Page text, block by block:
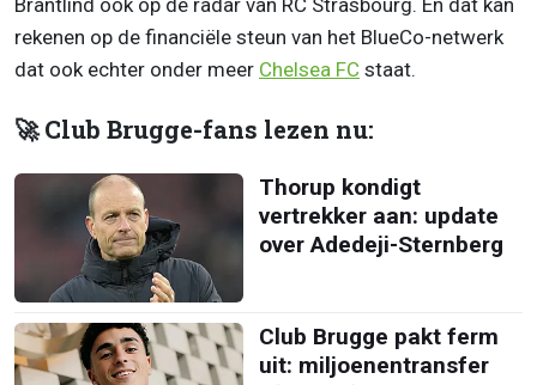
Brantlind ook op de radar van RC Strasbourg. En dat kan
rekenen op de financiële steun van het BlueCo-netwerk
dat ook echter onder meer Chelsea FC staat.
🚀 Club Brugge-fans lezen nu:
Thorup kondigt
vertrekker aan: update
over Adedeji-Sternberg
Club Brugge pakt ferm
uit: miljoenentransfer